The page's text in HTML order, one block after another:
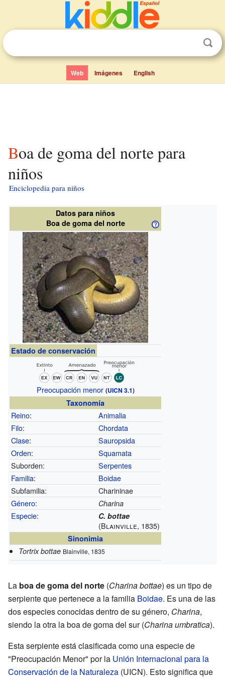
Web Imágenes English
Boa de goma del norte para
niños
Enciclopedia para niños
Datos para niños
Boa de goma del norte
Estado de conservación
Preocupación menor (UICN 3.1)
Taxonomía
Reino:
Animalia
Filo:
Chordata
Clase:
Sauropsida
Orden:
Squamata
Suborden:
Serpentes
Familia:
Boidae
Subfamilia:
Charininae
Género: Charina
Especie: C. bottae
(Blainville, 1835)
Sinonimia
Tortrix bottae Blainville, 1835
La boa de goma del norte (Charina bottae) es un tipo de
serpiente que pertenece a la familia Boidae. Es una de las
dos especies conocidas dentro de su género, Charina,
siendo la otra la boa de goma del sur (Charina umbratica).
Esta serpiente está clasificada como una especie de
"Preocupación Menor" por la Unión Internacional para la
Conservación de la Naturaleza (UICN). Esto significa que